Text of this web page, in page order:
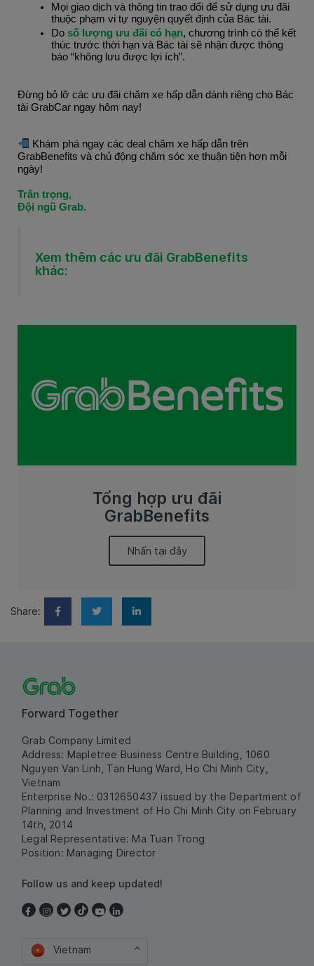
Mọi giao dịch và thông tin trao đổi để sử dụng ưu đãi
thuộc phạm vi tự nguyện quyết định của Bác tài.
Do số lượng ưu đãi có hạn, chương trình có thể kết
thúc trước thời hạn và Bác tài sẽ nhận được thông
báo “không lưu được lợi ích”.
Đừng bỏ lỡ các ưu đãi chăm xe hấp dẫn dành riêng cho Bác
tài GrabCar ngay hôm nay!
Khám phá ngay các deal chăm xe hấp dẫn trên
GrabBenefits và chủ động chăm sóc xe thuận tiện hơn mỗi
ngày!
Trân trọng,
Đội ngũ Grab.
Xem thêm các ưu đãi GrabBenefits
khác:
Tổng hợp ưu đãi
GrabBenefits
Nhấn tại đây
Share:
Forward Together
Grab Company Limited
Address: Mapletree Business Centre Building, 1060
Nguyen Van Linh, Tan Hung Ward, Ho Chi Minh City,
Vietnam
Enterprise No.: 0312650437 issued by the Department of
Planning and Investment of Ho Chi Minh City on February
14th, 2014
Legal Representative: Ma Tuan Trong
Position: Managing Director
Follow us and keep updated!
Vietnam